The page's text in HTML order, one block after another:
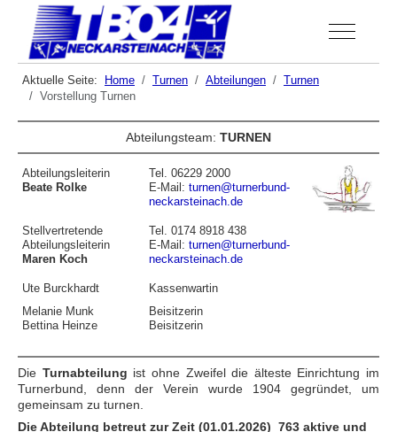
Off-
Aktuelle Seite: Home Turnen Abteilungen
Turnen
Vorstellung Turnen
Abteilungsteam: TURNEN
Abteilungsleiterin
Beate Rolke
Tel. 06229 2000
E-Mail: turnen@turnerbund-
neckarsteinach.de
Stellvertretende
Abteilungsleiterin
Maren Koch
Tel. 0174 8918 438
E-Mail: turnen@turnerbund-
neckarsteinach.de
Ute Burckhardt
Kassenwartin
Melanie Munk
Bettina Heinze
Beisitzerin
Beisitzerin
Die Turnabteilung ist ohne Zweifel die älteste Einrichtung im
Turnerbund, denn der Verein wurde 1904 gegründet, um
gemeinsam zu turnen.
Die Abteilung betreut zur Zeit (01.01.2026) 763 aktive und